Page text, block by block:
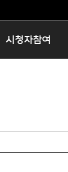
시청자참여